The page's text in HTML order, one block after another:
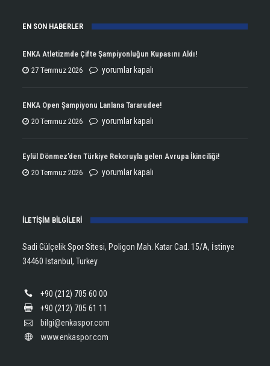
EN SON HABERLER
ENKA Atletizmde Çifte Şampiyonluğun Kupasını Aldı!
27 Temmuz 2026
ENKA
Çifte
Şampiyonluğun
Aldı!
yorumlar kapalı
ENKA Open Şampiyonu Lanlana Tararudee!
20 Temmuz 2026
ENKA
Şampiyonu
Lanlana
yorumlar kapalı
Eylül Dönmez’den Türkiye Rekoruyla gelen Avrupa İkinciliği!
20 Temmuz 2026
Eylül
Rekoruyla
Avrupa
yorumlar kapalı
İLETİŞİM BİLGİLERİ
Sadi Gülçelik Spor Sitesi, Poligon Mah. Katar Cad. 15/A, İstinye
34460 Istanbul, Turkey
+90 (212) 705 60 00
+90 (212) 705 61 11
bilgi@enkaspor.com
www.enkaspor.com